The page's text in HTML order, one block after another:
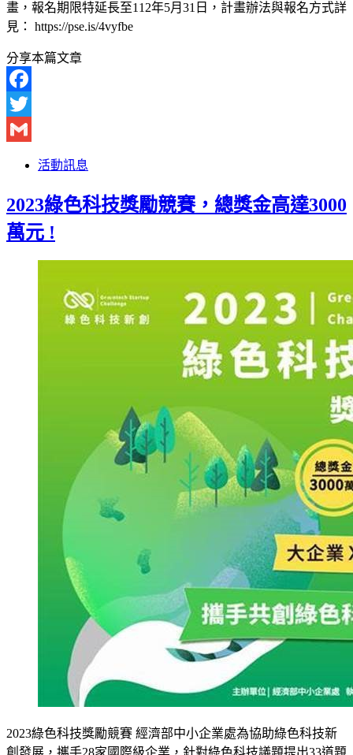
畫，報名期限特延長至112年5月31日，計畫辦法與報名方式詳
見： https://pse.is/4vyfbe
分享本篇文章
Facebook
Twitter
活動訊息
2023綠色科技獎勵競賽，總獎金高達3000
萬元 !
2023綠色科技獎勵競賽 經濟部中小企業處為協助綠色科技新